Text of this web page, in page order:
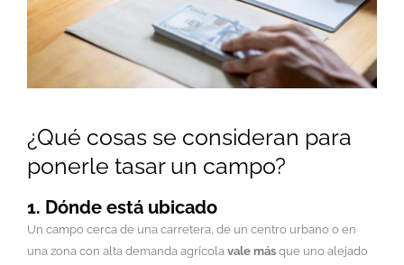
¿Qué cosas se consideran para
ponerle tasar un campo?
1. Dónde está ubicado
Un campo cerca de una carretera, de un centro urbano o en
una zona con alta demanda agrícola vale más que uno alejado